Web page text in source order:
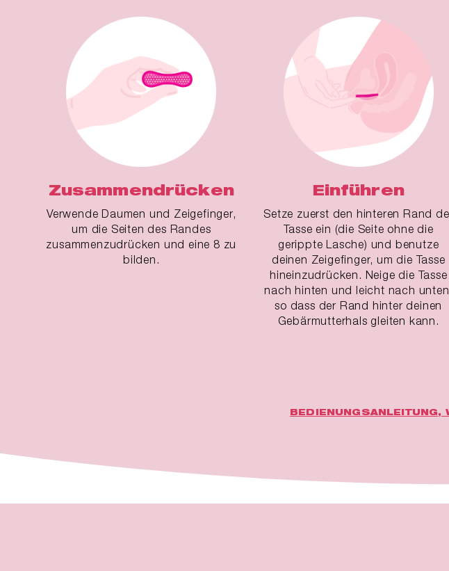
Zusammendrücken
Verwende Daumen und Zeigefinger,
um die Seiten des Randes
zusammenzudrücken und eine 8 zu
bilden.
Einführen
Setze zuerst den hinteren Rand
Tasse ein (die Seite ohne die
gerippte Lasche) und benutze
deinen Zeigefinger, um die Tasse
hineinzudrücken. Neige die Tasse
nach hinten und leicht nach
so dass der Rand hinter deinen
Gebärmutterhals gleiten kann.
BEDIENUNGSANLEITUNG,